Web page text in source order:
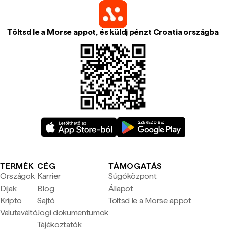
Töltsd le a Morse appot, és küldj pénzt Croatia országba
TERMÉK
Országok
Díjak
Kripto
Valutaváltó
CÉG
Karrier
Blog
Sajtó
Jogi dokumentumok
Tájékoztatók
TÁMOGATÁS
Súgóközpont
Állapot
Töltsd le a Morse appot